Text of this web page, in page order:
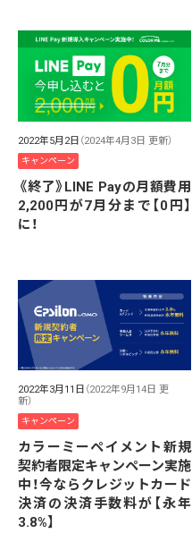
2022年5月2日 （2024年4月3日 更新）
キャンペーン
《終了》LINE Payの月額費用
2,200円が7月分まで【0円】
に！
2022年3月11日 （2022年9月14日 更
新）
キャンペーン
カラーミーペイメント新規
契約者限定キャンペーン実施
中！今ならクレジットカード
決済の決済手数料が【永年
3.8%】